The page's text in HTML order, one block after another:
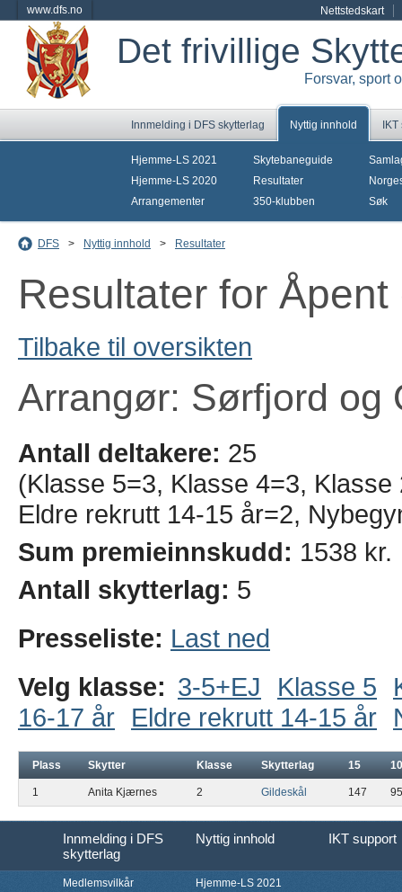
www.dfs.no Nettstedskart
Det frivillige
Forsvar, sport
Innmelding i DFS skytterlag Nyttig innhold
Hjemme-LS 2021
Hjemme-LS 2020
Arrangementer
Skytebaneguide
Resultater
350-klubben
Søk
DFS > Nyttig innhold > Resultater
Resultater for
Tilbake til oversikten
Arrangør: Sørfjord og
Antall deltakere: 25
(Klasse 5=3, Klasse 4=3,
Eldre rekrutt 14-15 år=2,
Sum premieinnskudd: 1538 kr.
Antall skytterlag: 5
Presseliste: Last ned
Velg klasse: 3-5+EJ Klasse 5
16-17 år
Eldre rekrutt 14-15 år
Plass Skytter Klasse Skytterlag 15 10
1 Anita Kjærnes 2 Gildeskål 147 95
Innmelding i DFS
skytterlag
Nyttig innhold IKT support
Medlemsvilkår
Hjemme-LS 2021